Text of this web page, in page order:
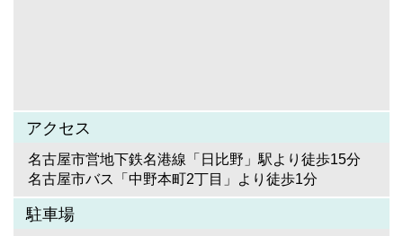
アクセス
名古屋市営地下鉄名港線「日比野」駅より徒歩15分
名古屋市バス「中野本町2丁目」より徒歩1分
駐車場